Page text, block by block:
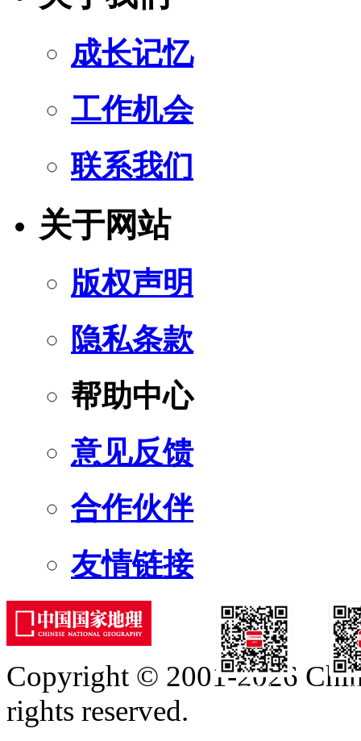
成长记忆
工作机会
联系我们
关于网站
版权声明
隐私条款
帮助中心
意见反馈
合作伙伴
友情链接
订阅号
Copyright © 2001-2026
rights reserved.